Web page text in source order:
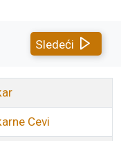
Sledeći
Cevi